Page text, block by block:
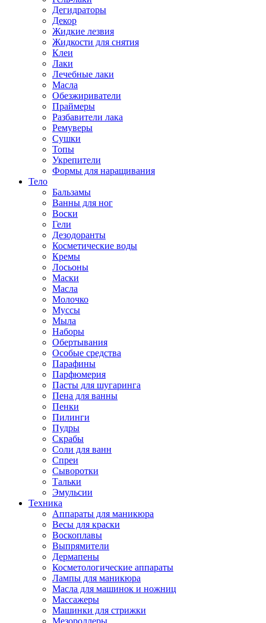
Дегидраторы
Декор
Жидкие лезвия
Жидкости для снятия
Клеи
Лаки
Лечебные лаки
Масла
Обезжириватели
Праймеры
Разбавители лака
Ремуверы
Сушки
Топы
Укрепители
Формы для наращивания
Тело
Бальзамы
Ванны для ног
Воски
Гели
Дезодоранты
Косметические воды
Кремы
Лосьоны
Маски
Масла
Молочко
Муссы
Мыла
Наборы
Обертывания
Особые средства
Парафины
Парфюмерия
Пасты для шугаринга
Пена для ванны
Пенки
Пилинги
Пудры
Скрабы
Соли для ванн
Спреи
Сыворотки
Тальки
Эмульсии
Техника
Аппараты для маникюра
Весы для краски
Воскоплавы
Выпрямители
Дермапены
Косметологические аппараты
Лампы для маникюра
Масла для машинок и ножниц
Массажеры
Машинки для стрижки
Мезороллеры